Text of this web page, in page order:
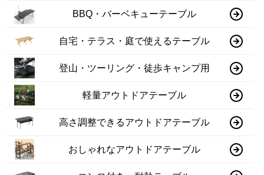
BBQ・バーベキューテーブル
自宅・テラス・庭で使えるテーブル
登山・ツーリング・徒歩キャンプ用
軽量アウトドアテーブル
高さ調整できるアウトドアテーブル
おしゃれなアウトドアテーブル